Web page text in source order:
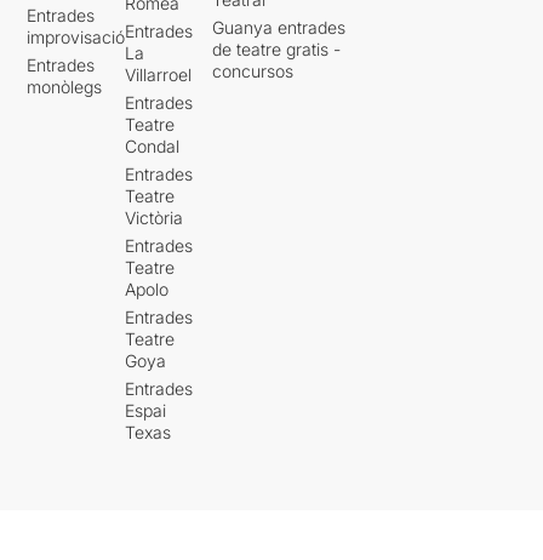
Entrades
improvisació
Entrades
monòlegs
Entrades
La
Villarroel
Entrades
Teatre
Condal
Entrades
Teatre
Victòria
Entrades
Teatre
Apolo
Entrades
Teatre
Goya
Entrades
Espai
Texas
Guanya entrades
de teatre gratis -
concursos